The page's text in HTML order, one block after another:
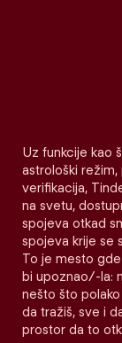
Uz funkcije kao
astrološki
verifikacija,
na svetu,
spojeva otkad
spojeva krije se
To je mesto
bi upoznao/-la:
nešto što
da tražiš, sve i
prostor da to